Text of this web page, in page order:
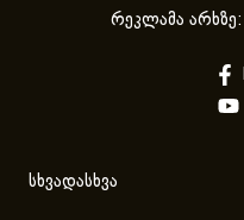
რეკლამა არხზე:
სხვადასხვა